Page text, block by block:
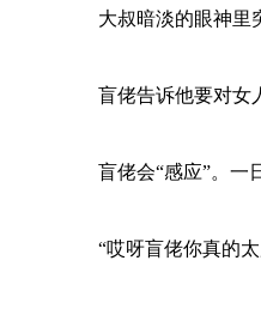
大叔暗淡的眼神里
盲佬告诉他要对女
盲佬会“感应”。一
“哎呀盲佬你真的